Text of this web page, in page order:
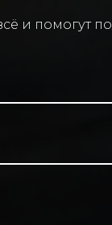
и помогут